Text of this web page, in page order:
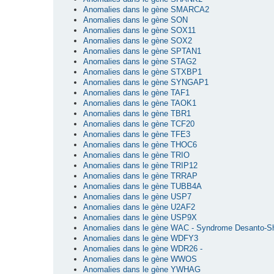
Anomalies dans le gène SMARCA2
Anomalies dans le gène SON
Anomalies dans le gène SOX11
Anomalies dans le gène SOX2
Anomalies dans le gène SPTAN1
Anomalies dans le gène STAG2
Anomalies dans le gène STXBP1
Anomalies dans le gène SYNGAP1
Anomalies dans le gène TAF1
Anomalies dans le gène TAOK1
Anomalies dans le gène TBR1
Anomalies dans le gène TCF20
Anomalies dans le gène TFE3
Anomalies dans le gène THOC6
Anomalies dans le gène TRIO
Anomalies dans le gène TRIP12
Anomalies dans le gène TRRAP
Anomalies dans le gène TUBB4A
Anomalies dans le gène USP7
Anomalies dans le gène U2AF2
Anomalies dans le gène USP9X
Anomalies dans le gène WAC - Syndrome Desanto-
Anomalies dans le gène WDFY3
Anomalies dans le gène WDR26 -
Anomalies dans le gène WWOS
Anomalies dans le gène YWHAG